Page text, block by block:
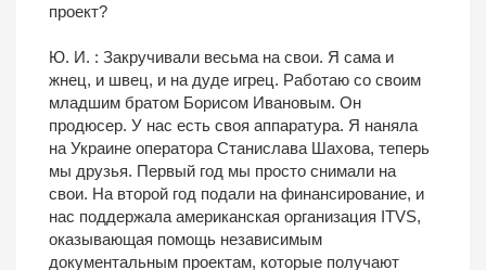
проект?
Ю. И. : Закручивали весьма на свои. Я сама и
жнец, и швец, и на дуде игрец. Работаю со своим
младшим братом Борисом Ивановым. Он
продюсер. У нас есть своя аппаратура. Я наняла
на Украине оператора Станислава Шахова, теперь
мы друзья. Первый год мы просто снимали на
свои. На второй год подали на финансирование, и
нас поддержала американская организация ITVS,
оказывающая помощь независимым
документальным проектам, которые получают